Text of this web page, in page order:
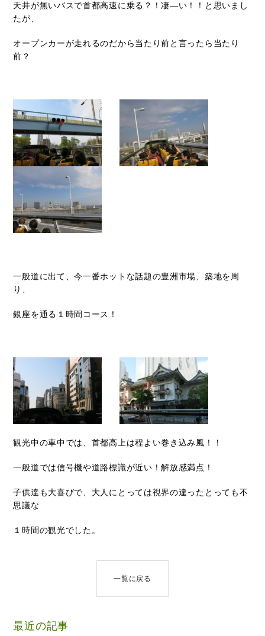
天井が無いバスで首都高速に乗る？！凄―い！！と思いまし
たが、
オープンカーが走れるのだから当たり前と言ったら当たり
前？
一般道に出て、今一番ホットな話題の豊洲市場、築地を周
り、
銀座を通る１ 時間コース！
観光中の車中では、首都高上は程よい巻き込み風！！
一般道では信号機や道路標識が近い！解放感満点！
子供達も大喜びで、大人にとっては視界の違ったとっても不
思議な
１時間の観光でした。
一覧に戻る
最近の記事